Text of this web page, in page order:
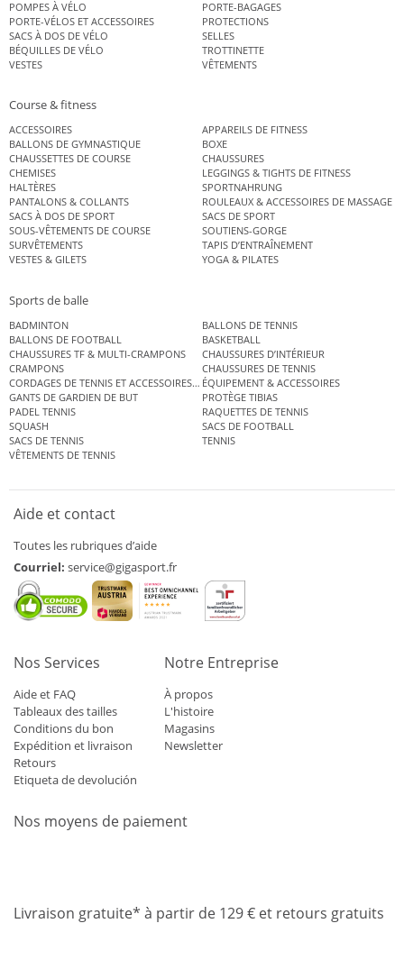
POMPES À VÉLO
PORTE-BAGAGES
PORTE-VÉLOS ET ACCESSOIRES
PROTECTIONS
SACS À DOS DE VÉLO
SELLES
BÉQUILLES DE VÉLO
TROTTINETTE
VESTES
VÊTEMENTS
Course & fitness
ACCESSOIRES
APPAREILS DE FITNESS
BALLONS DE GYMNASTIQUE
BOXE
CHAUSSETTES DE COURSE
CHAUSSURES
CHEMISES
LEGGINGS & TIGHTS DE FITNESS
HALTÈRES
SPORTNAHRUNG
PANTALONS & COLLANTS
ROULEAUX & ACCESSOIRES DE MASSAGE
SACS À DOS DE SPORT
SACS DE SPORT
SOUS-VÊTEMENTS DE COURSE
SOUTIENS-GORGE
SURVÊTEMENTS
TAPIS D’ENTRAÎNEMENT
VESTES & GILETS
YOGA & PILATES
Sports de balle
BADMINTON
BALLONS DE TENNIS
BALLONS DE FOOTBALL
BASKETBALL
CHAUSSURES TF & MULTI-CRAMPONS
CHAUSSURES D’INTÉRIEUR
CRAMPONS
CHAUSSURES DE TENNIS
CORDAGES DE TENNIS ET ACCESSOIRES DE TENNISÉQUIPEMENT & ACCESSOIRES
GANTS DE GARDIEN DE BUT
PROTÈGE TIBIAS
PADEL TENNIS
RAQUETTES DE TENNIS
SQUASH
SACS DE FOOTBALL
SACS DE TENNIS
TENNIS
VÊTEMENTS DE TENNIS
Aide et contact
Toutes les rubriques d’aide
Courriel: service@gigasport.fr
Nos Services
Aide et FAQ
Tableaux des tailles
Conditions du bon
Expédition et livraison
Retours
Etiqueta de devolución
Notre Entreprise
À propos
L'histoire
Magasins
Newsletter
Nos moyens de paiement
Livraison gratuite* à partir de 129 € et retours gratuits